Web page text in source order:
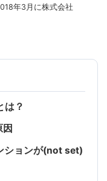
年3月に株式会社
は？
ションが(not set)